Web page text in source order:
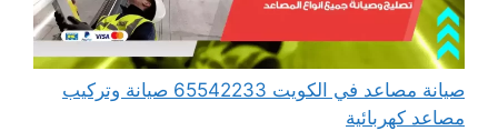
صيانة مصاعد في الكويت 65542233 صيانة وتركيب
مصاعد كهربائية